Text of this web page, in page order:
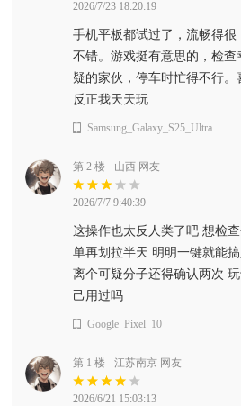
2026/7/23 18:20:19
手机平板都试过了，流畅得
不错。游戏挺有意思的，检
疑的家伙，停车时忙得不行。
反正我天天玩
Samsung_Galaxy_S25_Ultra
第 2 楼 山西 网友
2026/7/7 9:40:39
这操作也太反人类了吧 想检
单再划拉半天 明明一键就能
离个可疑分子还得确认两次
己用过吗
Google_Pixel_10
第 1 楼 江苏南京 网友
2026/6/21 15:03:13